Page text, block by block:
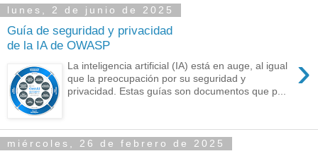
lunes, 2 de junio de 2025
Guía de seguridad y privacidad
de la IA de OWASP
›
La inteligencia artificial (IA) está en auge, al igual
que la preocupación por su seguridad y
privacidad. Estas guías son documentos que p...
miércoles, 26 de febrero de 2025